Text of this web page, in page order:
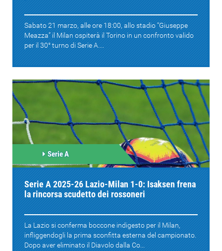
Sabato 21 marzo, alle ore 18:00, allo stadio “Giuseppe
Meazza” il Milan ospiterà il Torino in un confronto valido
per il 30° turno di Serie A....
Serie A
Serie A 2025-26 Lazio-Milan 1-0: Isaksen frena
la rincorsa scudetto dei rossoneri
La Lazio si conferma boccone indigesto per il Milan,
infliggendogli la prima sconfitta esterna del campionato.
Dopo aver eliminato il Diavolo dalla Co...